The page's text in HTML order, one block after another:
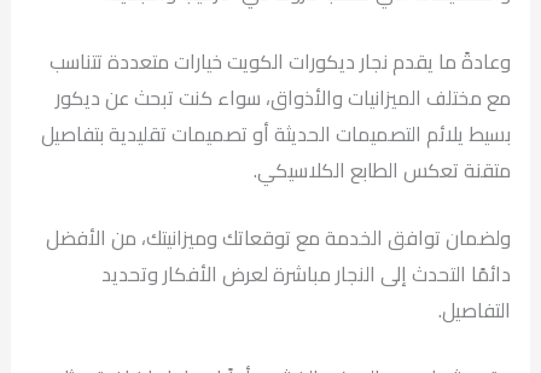
وعادةً ما يقدم نجار ديكورات الكويت خيارات متعددة تتناسب
مع مختلف الميزانيات والأذواق، سواء كنت تبحث عن ديكور
بسيط يلائم التصميمات الحديثة أو تصميمات تقليدية بتفاصيل
متقنة تعكس الطابع الكلاسيكي.
ولضمان توافق الخدمة مع توقعاتك وميزانيتك، من الأفضل
دائمًا التحدث إلى النجار مباشرة لعرض الأفكار وتحديد
التفاصيل.